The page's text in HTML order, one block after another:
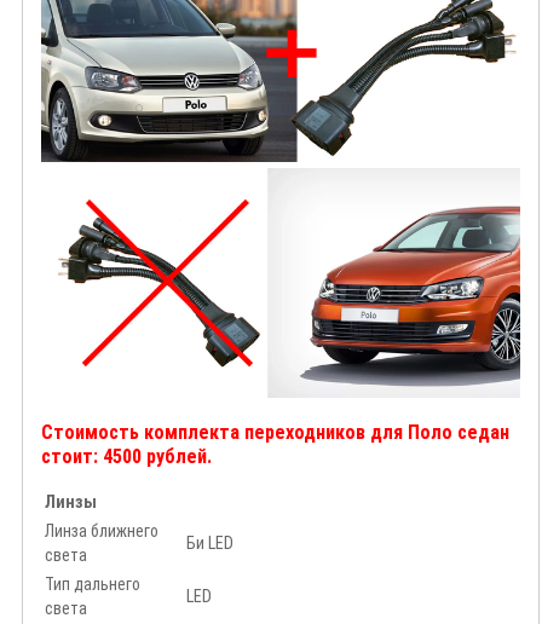
Стоимость комплекта переходников для Поло седан
стоит: 4500 рублей.
Линзы
Линза ближнего
света
Би LED
Тип дальнего
света
LED